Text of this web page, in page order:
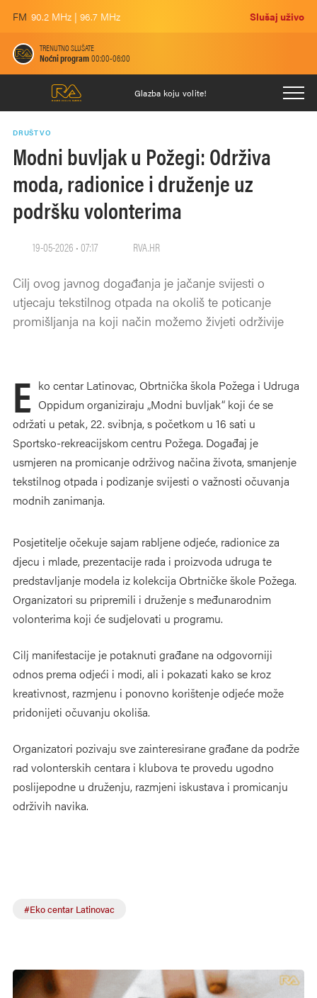
FM 90.2 MHz | 96.7 MHz Slušaj uživo
TRENUTNO SLUŠATE
Noćni program00:00-06:00
Glazba koju volite!
DRUŠTVO
Modni buvljak u Požegi: Održiva
moda, radionice i druženje uz
podršku volonterima
19-05-2026 • 07:17 RVA.HR
Cilj ovog javnog događanja je jačanje svijesti o
utjecaju tekstilnog otpada na okoliš te poticanje
promišljanja na koji način možemo živjeti održivije
E ko centar Latinovac, Obrtnička škola Požega i Udruga
Oppidum organiziraju „Modni buvljak“ koji će se
održati u petak, 22. svibnja, s početkom u 16 sati u
Sportsko-rekreacijskom centru Požega. Događaj je
usmjeren na promicanje održivog načina života, smanjenje
tekstilnog otpada i podizanje svijesti o važnosti očuvanja
modnih zanimanja.
Posjetitelje očekuje sajam rabljene odjeće, radionice za
djecu i mlade, prezentacije rada i proizvoda udruga te
predstavljanje modela iz kolekcija Obrtničke škole Požega.
Organizatori su pripremili i druženje s međunarodnim
volonterima koji će sudjelovati u programu.
Cilj manifestacije je potaknuti građane na odgovorniji
odnos prema odjeći i modi, ali i pokazati kako se kroz
kreativnost, razmjenu i ponovno korištenje odjeće može
pridonijeti očuvanju okoliša.
Organizatori pozivaju sve zainteresirane građane da podrže
rad volonterskih centara i klubova te provedu ugodno
poslijepodne u druženju, razmjeni iskustava i promicanju
održivih navika.
#Eko centar Latinovac